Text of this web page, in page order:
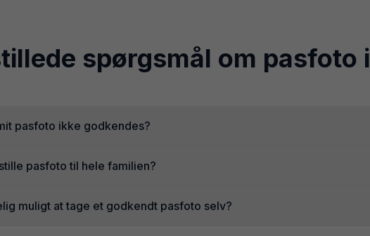
spørgsmål om pasfoto i
pasfoto ikke godkendes?
pasfoto til hele familien?
muligt at tage et godkendt pasfoto selv?